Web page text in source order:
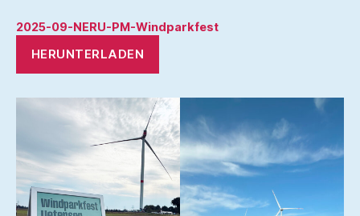
2025-09-NERU-PM-Windparkfest
HERUNTERLADEN